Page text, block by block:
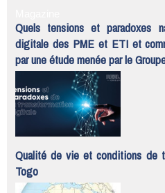
Quels tensions et paradoxes
digitale des PME et ETI et
par une étude menée par le
Qualité de vie et conditions de
Togo